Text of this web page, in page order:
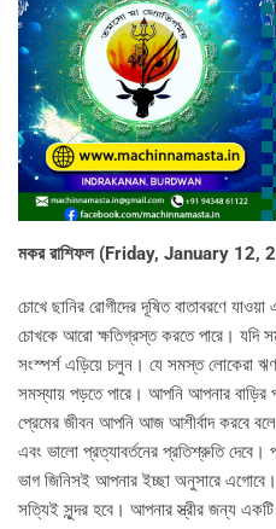
মকর রাশিফল (Friday, January 12,
চোখে ছানির রোগীদের দূষিত বাতাবরণে
চোখকে আরো ক্ষতিগ্রস্ত করতে পারে। যদি
সংস্পর্শ এড়িয়ে চলুন। যে সমস্ত লোকেরা
সমস্যায় পড়তে পারে। আপনি আপনার বাড়ির
প্রেমের জীবন আপনি আজ আশীর্বাদ করবে
এবং ভালো প্রত্যাবর্তনের প্রতিশ্রুতি দেবে।
ভাগ জিনিসই আপনার ইচ্ছা অনুসারে
সত্যিই সুন্দর হবে। আপনার স্ত্রীর জন্য